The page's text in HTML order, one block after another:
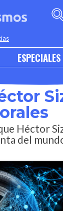
ESPECIALES
Héctor
del